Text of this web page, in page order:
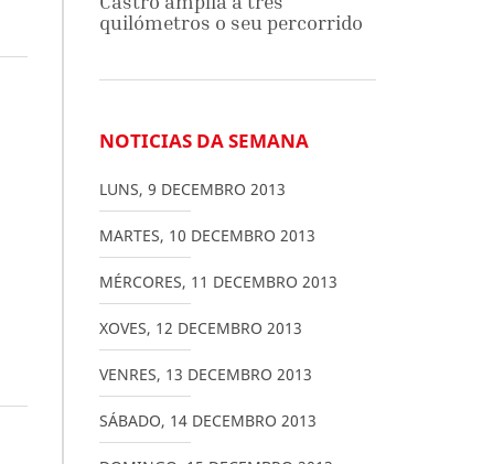
quilómetros o seu percorrido
NOTICIAS DA SEMANA
LUNS, 9 DECEMBRO 2013
MARTES, 10 DECEMBRO 2013
MÉRCORES, 11 DECEMBRO 2013
XOVES, 12 DECEMBRO 2013
VENRES, 13 DECEMBRO 2013
SÁBADO, 14 DECEMBRO 2013